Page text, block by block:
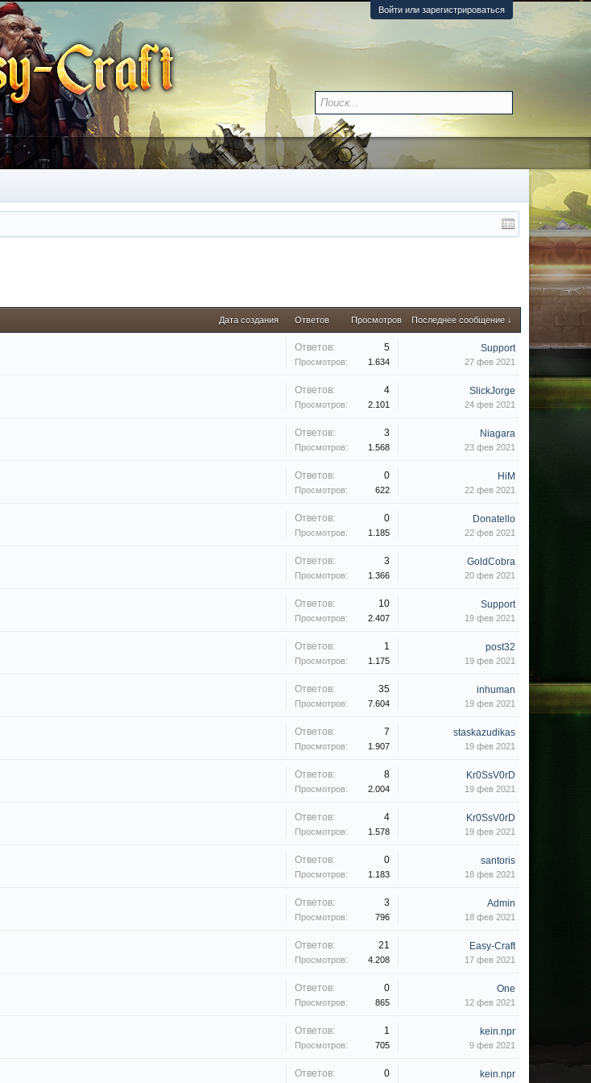
Войти или зарегистрироваться
Дата создания Ответов Просмотров Последнее сообщение ↓
Ответов: 5
Просмотров: 1.634
Support
27 фев 2021
Ответов: 4
Просмотров: 2.101
SlickJorge
24 фев 2021
Ответов: 3
Просмотров: 1.568
Niagara
23 фев 2021
Ответов: 0
Просмотров: 622
HiM
22 фев 2021
Ответов: 0
Просмотров: 1.185
Donatello
22 фев 2021
Ответов: 3
Просмотров: 1.366
GoldCobra
20 фев 2021
Ответов: 10
Просмотров: 2.407
Support
19 фев 2021
Ответов: 1
Просмотров: 1.175
post32
19 фев 2021
Ответов: 35
Просмотров: 7.604
inhuman
19 фев 2021
Ответов: 7
Просмотров: 1.907
staskazudikas
19 фев 2021
Ответов: 8
Просмотров: 2.004
Kr0SsV0rD
19 фев 2021
Ответов: 4
Просмотров: 1.578
Kr0SsV0rD
19 фев 2021
Ответов: 0
Просмотров: 1.183
santoris
18 фев 2021
Ответов: 3
Просмотров: 796
Admin
18 фев 2021
Ответов: 21
Просмотров: 4.208
Easy-Craft
17 фев 2021
Ответов: 0
Просмотров: 865
One
12 фев 2021
Ответов: 1
Просмотров: 705
kein.npr
9 фев 2021
Ответов: 0 kein.npr